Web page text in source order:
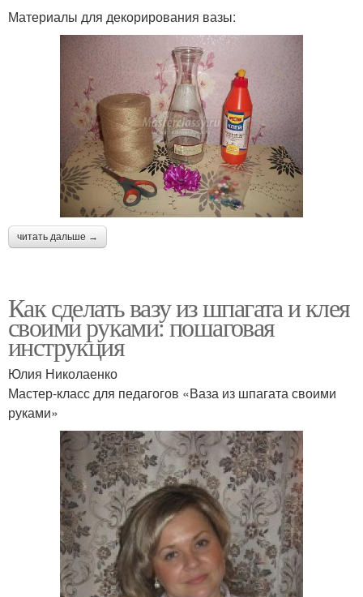
Материалы для декорирования вазы:
читать дальше →
Как сделать вазу из шпагата и клея
своими руками: пошаговая
инструкция
Юлия Николаенко
Мастер-класс для педагогов «Ваза из шпагата своими
руками»